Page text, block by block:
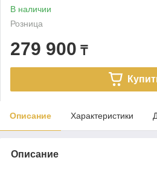
В наличии
Розница
279 900 ₸
Описание Характеристики
Описание